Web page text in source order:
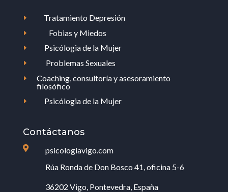
E Tratamiento Depresión
E Fobias y Miedos
E Psicólogia de la Mujer
E Problemas Sexuales
E
Coaching, consultoría y asesoramiento
filosófico
E Psicólogia de la Mujer
Contáctanos

psicologiavigo.com
Rúa Ronda de Don Bosco 41, oficina 5-6
36202 Vigo, Pontevedra, España